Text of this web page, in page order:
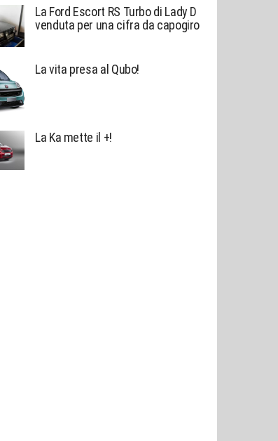
La Ford Escort RS Turbo di Lady D
venduta per una cifra da capogiro
La vita presa al Qubo!
La Ka mette il +!